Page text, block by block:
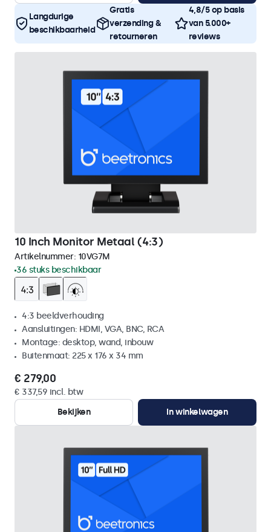
Langdurige
beschikbaarheid
Gratis
verzending &
retourneren
4,8/5 op basis
van 5.000+
reviews
10 Inch Monitor Metaal (4:3)
Artikelnummer: 10VG7M
36 stuks beschikbaar
4:3 beeldverhouding
Aansluitingen: HDMI, VGA, BNC, RCA
Montage: desktop, wand, inbouw
Buitenmaat: 225 x 176 x 34 mm
€ 279,00
€ 337,59 incl. btw
Bekijken
In winkelwagen